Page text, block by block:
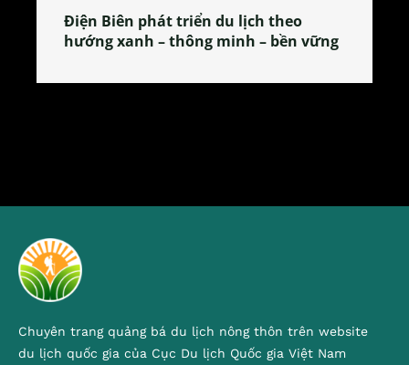
Làng làm bánh tẻ Phú Nhi – nơi lan
tỏa đặc sản xứ Đoài
Chuyên trang quảng bá du lịch nông thôn trên website
du lịch quốc gia của Cục Du lịch Quốc gia Việt Nam